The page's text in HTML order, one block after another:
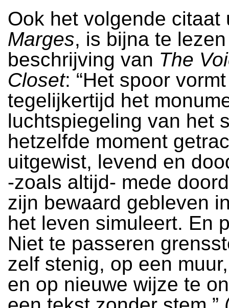
Ook het volgende citaat
Marges, is bijna te
beschrijving van The
Closet: “Het spoor vormt
tegelijkertijd het
luchtspiegeling van het
hetzelfde moment
uitgewist, levend en
-zoals altijd- mede
zijn bewaard gebleven
het leven simuleert. En
Niet te passeren
zelf stenig, op een
en op nieuwe wijze te